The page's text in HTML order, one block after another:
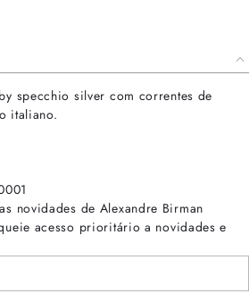
specchio silver com correntes de
italiano.
novidades de Alexandre Birman
acesso prioritário a novidades e